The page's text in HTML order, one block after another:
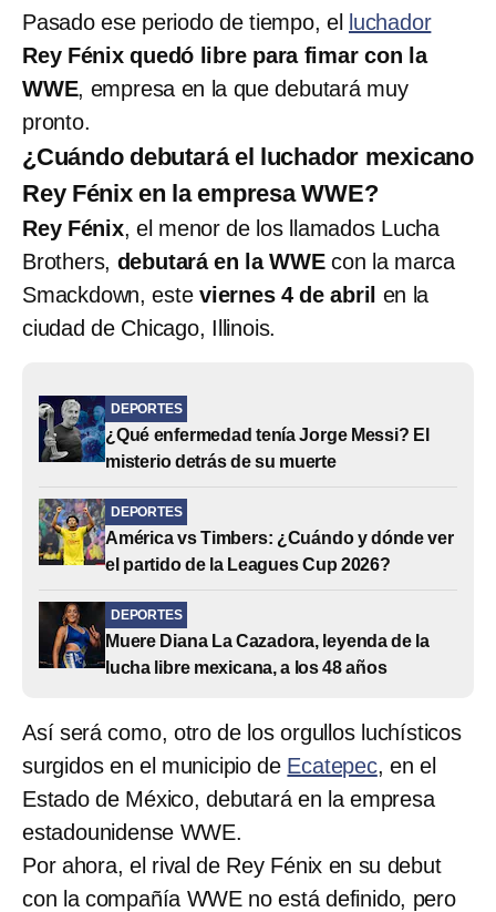
Pasado ese periodo de tiempo, el
luchador
Rey Fénix quedó libre para fimar con la
WWE, empresa en la que debutará muy
pronto.
¿Cuándo debutará el luchador mexicano
Rey Fénix en la empresa WWE?
Rey Fénix, el menor de los llamados Lucha
Brothers, debutará en la WWEcon la marca
Smackdown, esteviernes 4 de abril en la
ciudad de Chicago, Illinois.
DEPORTES
¿Qué enfermedad tenía Jorge Messi? El
misterio detrás de su muerte
DEPORTES
América vs Timbers: ¿Cuándo y dónde ver
el partido de la Leagues Cup 2026?
DEPORTES
Muere Diana La Cazadora, leyenda de la
lucha libre mexicana, a los 48 años
Así será como, otro de los orgullos luchísticos
surgidos en el municipio de Ecatepec, en el
Estado de México, debutará en la empresa
estadounidense WWE.
Por ahora, el rival de Rey Fénix en su debut
con la compañía WWE no está definido, pero